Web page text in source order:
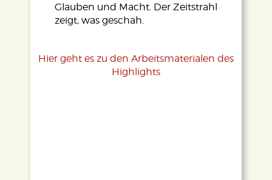
Glauben und Macht. Der Zeitstrahl
zeigt, was geschah.
Hier geht es zu den Arbeitsmaterialen des
Highlights